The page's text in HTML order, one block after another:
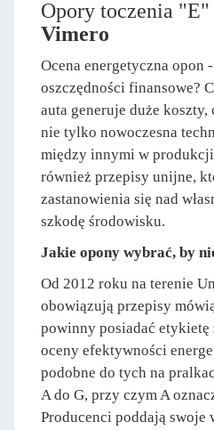
Opory toczenia
Vimero
Ocena energetyczna opon
oszczędności finansowe?
auta generuje duże koszty,
nie tylko nowoczesna
między innymi w
również przepisy unijne,
zastanowienia się nad
szkodę środowisku.
Jakie opony wybrać, by
Od 2012 roku na terenie
obowiązują przepisy
powinny posiadać etykietę
oceny efektywności
podobne do tych na
A do G, przy czym A
Producenci poddają swoje